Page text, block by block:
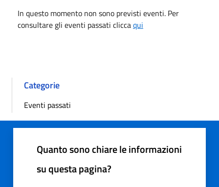
In questo momento non sono previsti eventi. Per
consultare gli eventi passati cliccaqui
Categorie
Eventi passati
Quanto sono chiare le informazioni
su questa pagina?